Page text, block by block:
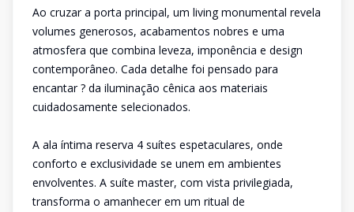
Ao cruzar a porta principal, um living monumental revela
volumes generosos, acabamentos nobres e uma
atmosfera que combina leveza, imponência e design
contemporâneo. Cada detalhe foi pensado para
encantar ? da iluminação cênica aos materiais
cuidadosamente selecionados.
A ala íntima reserva 4 suítes espetaculares, onde
conforto e exclusividade se unem em ambientes
envolventes. A suíte master, com vista privilegiada,
transforma o amanhecer em um ritual de